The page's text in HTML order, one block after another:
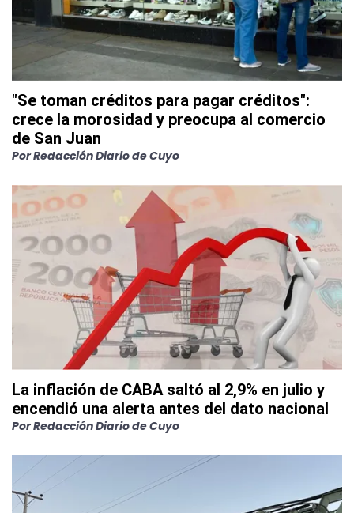
"Se toman créditos para pagar créditos":
crece la morosidad y preocupa al comercio
de San Juan
PorRedacción Diario de Cuyo
La inflación de CABA saltó al 2,9% en julio y
encendió una alerta antes del dato nacional
PorRedacción Diario de Cuyo